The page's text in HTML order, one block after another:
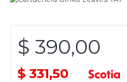
$ 390,00
$ 331,50